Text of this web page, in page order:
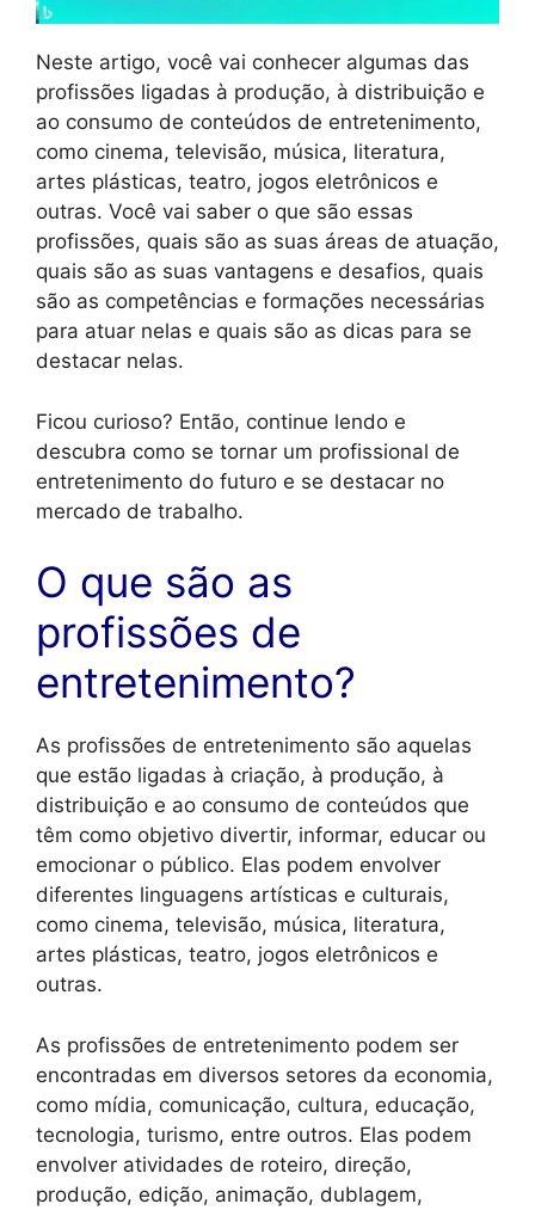
Neste artigo, você vai conhecer algumas das
profissões ligadas à produção, à distribuição e
ao consumo de conteúdos de entretenimento,
como cinema, televisão, música, literatura,
artes plásticas, teatro, jogos eletrônicos e
outras. Você vai saber o que são essas
profissões, quais são as suas áreas de atuação,
quais são as suas vantagens e desafios, quais
são as competências e formações necessárias
para atuar nelas e quais são as dicas para se
destacar nelas.
Ficou curioso? Então, continue lendo e
descubra como se tornar um profissional de
entretenimento do futuro e se destacar no
mercado de trabalho.
O que são as
profissões de
entretenimento?
As profissões de entretenimento são aquelas
que estão ligadas à criação, à produção, à
distribuição e ao consumo de conteúdos que
têm como objetivo divertir, informar, educar ou
emocionar o público. Elas podem envolver
diferentes linguagens artísticas e culturais,
como cinema, televisão, música, literatura,
artes plásticas, teatro, jogos eletrônicos e
outras.
As profissões de entretenimento podem ser
encontradas em diversos setores da economia,
como mídia, comunicação, cultura, educação,
tecnologia, turismo, entre outros. Elas podem
envolver atividades de roteiro, direção,
produção, edição, animação, dublagem,